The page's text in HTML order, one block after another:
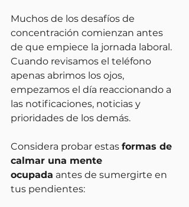
Muchos de los desafíos de
concentración comienzan antes
de que empiece la jornada laboral.
Cuando revisamos el teléfono
apenas abrimos los ojos,
empezamos el día reaccionando a
las notificaciones, noticias y
prioridades de los demás.
Considera probar estas formas de
calmar una mente
ocupada antes de sumergirte en
tus pendientes: